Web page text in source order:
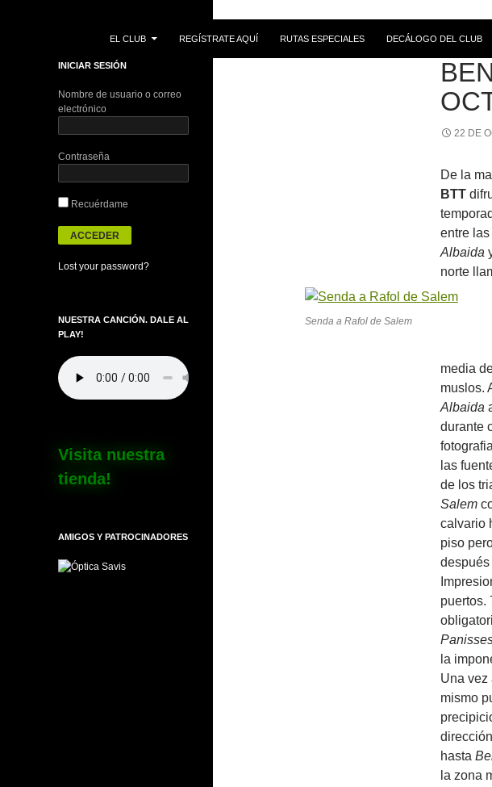
EL CLUB
REGÍSTRATE AQUÍ RUTAS ESPECIALES DECÁLOGO DEL CLUB
RUTAS
22 DE
De la
BTT
entre
Albaida
norte
Senda a Rafol de Salem
media
muslos.
Albaida
durante
las
de los
Salem
calvario
piso
puertos.
la
Una vez
mismo
hasta
la zona
INICIAR SESIÓN
Nombre de usuario o correo
electrónico
Contraseña
Recuérdame
Lost your password?
NUESTRA CANCIÓN. DALE AL
PLAY!
Visita nuestra
tienda!
AMIGOS Y PATROCINADORES